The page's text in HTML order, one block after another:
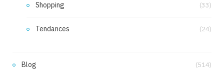
Shopping (33)
Tendances (24)
Blog (514)